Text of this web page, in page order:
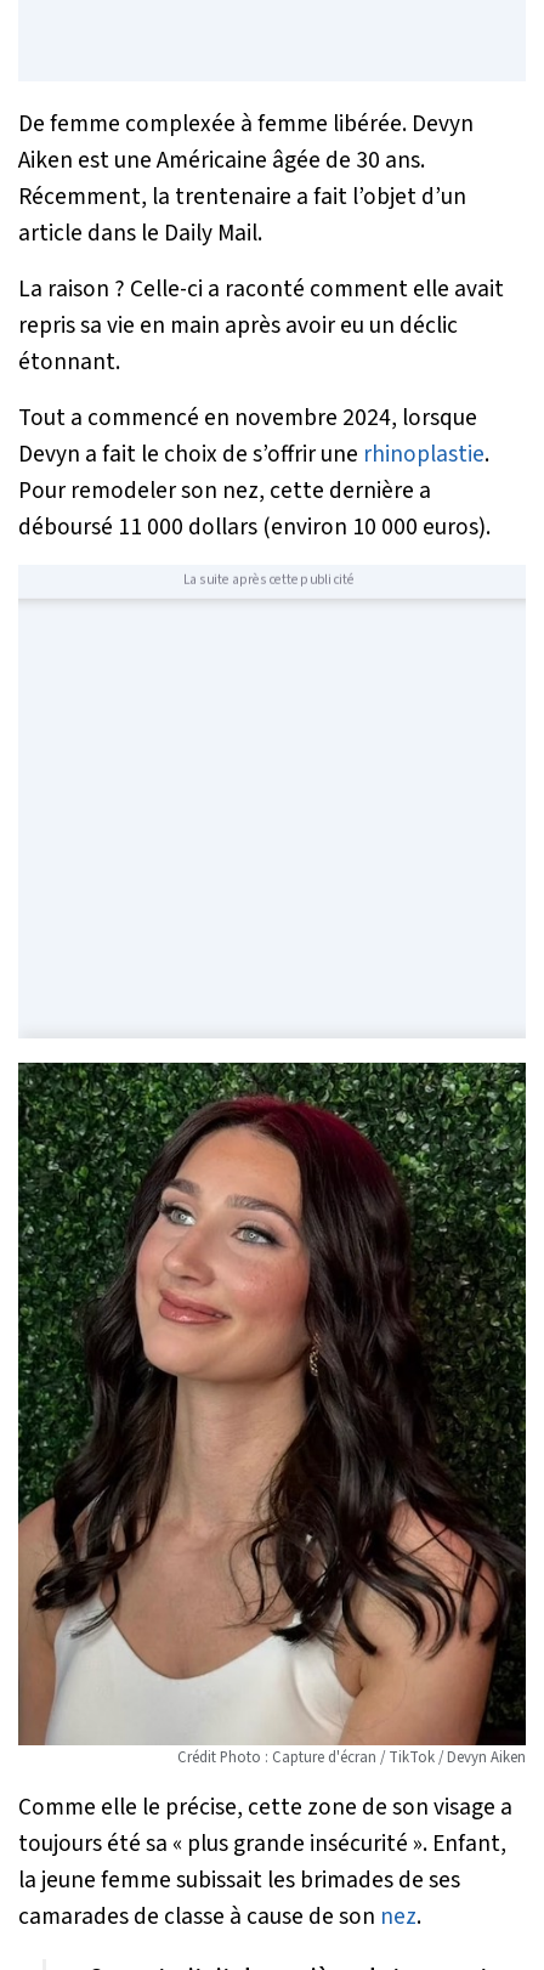
De femme complexée à femme libérée. Devyn
Aiken est une Américaine âgée de 30 ans.
Récemment, la trentenaire a fait l’objet d’un
article dans le Daily Mail.
La raison ? Celle-ci a raconté comment elle avait
repris sa vie en main après avoir eu un déclic
étonnant.
Tout a commencé en novembre 2024, lorsque
Devyn a fait le choix de s’offrir une rhinoplastie.
Pour remodeler son nez, cette dernière a
déboursé 11 000 dollars (environ 10 000 euros).
La suite après cette publicité
Crédit Photo : Capture d'écran / TikTok / Devyn Aiken
Comme elle le précise, cette zone de son visage a
toujours été sa « plus grande insécurité ». Enfant,
la jeune femme subissait les brimades de ses
camarades de classe à cause de son nez.